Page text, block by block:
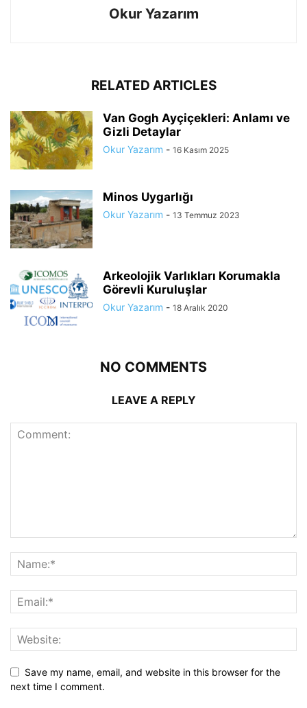
Okur Yazarım
RELATED ARTICLES
Van Gogh Ayçiçekleri: Anlamı ve
Gizli Detaylar
Okur Yazarım - 16 Kasım 2025
Minos Uygarlığı
Okur Yazarım - 13 Temmuz 2023
Arkeolojik Varlıkları Korumakla
Görevli Kuruluşlar
Okur Yazarım - 18 Aralık 2020
NO COMMENTS
LEAVE A REPLY
Save my name, email, and website in this browser for the
next time I comment.